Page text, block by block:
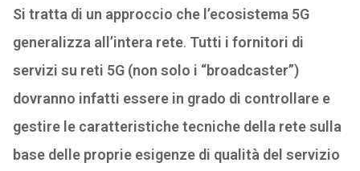
Si tratta di un approccio che l’ecosistema 5G
generalizza all’intera rete. Tutti i fornitori di
servizi su reti 5G (non solo i “broadcaster”)
dovranno infatti essere in grado di controllare e
gestire le caratteristiche tecniche della rete sulla
base delle proprie esigenze di qualità del servizio